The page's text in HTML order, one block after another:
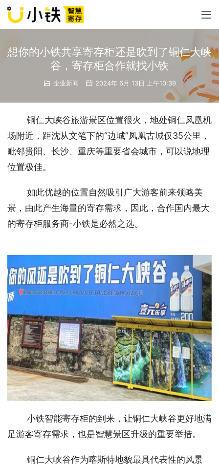
想你的小铁共享寄存柜还是吹到了铜仁大峡
谷，寄存柜合作就找小铁
企业新闻 2024年 6月 13日 上午10:39
铜仁大峡谷旅游景区位置很火，地处铜仁凤凰机
场附近，距沈从文笔下的“边城”凤凰古城仅35公里，
毗邻贵阳、长沙、重庆等重要省会城市，可以说地理
位置极佳。
如此优越的位置自然吸引广大游客前来领略美
景，由此产生海量的寄存需求，因此，合作国内最大
的寄存柜服务商-小铁是必然之选。
小铁智能寄存柜的到来，让铜仁大峡谷更好地满
足游客寄存需求，也是智慧景区升级的重要举措。
铜仁大峡谷作为喀斯特地貌最具代表性的风景